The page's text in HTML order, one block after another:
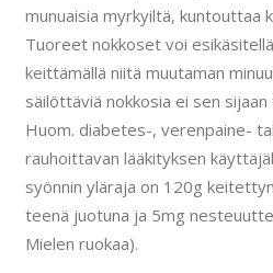
munuaisia myrkyiltä, kuntouttaa
Tuoreet nokkoset voi
keittämällä niitä muutaman
säilöttäviä nokkosia ei sen
Huom. diabetes-, verenpaine-
rauhoittavan lääkityksen
syönnin yläraja on 120g
teenä juotuna ja 5mg
Mielen ruokaa).